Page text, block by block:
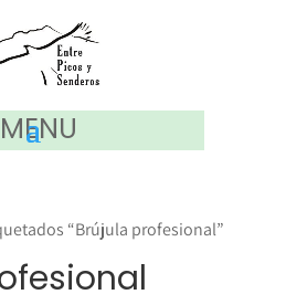
MENU
“Brújula profesional”